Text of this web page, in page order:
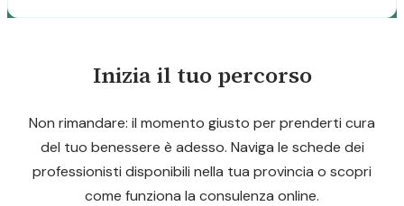
Inizia il tuo percorso
Non rimandare: il momento giusto per prenderti cura
del tuo benessere è adesso. Naviga le schede dei
professionisti disponibili nella tua provincia o scopri
come funziona la consulenza online.